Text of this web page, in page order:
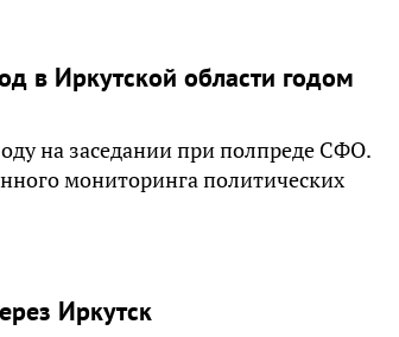
в Иркутской области годом
на заседании при полпреде СФО.
мониторинга политических
Иркутск